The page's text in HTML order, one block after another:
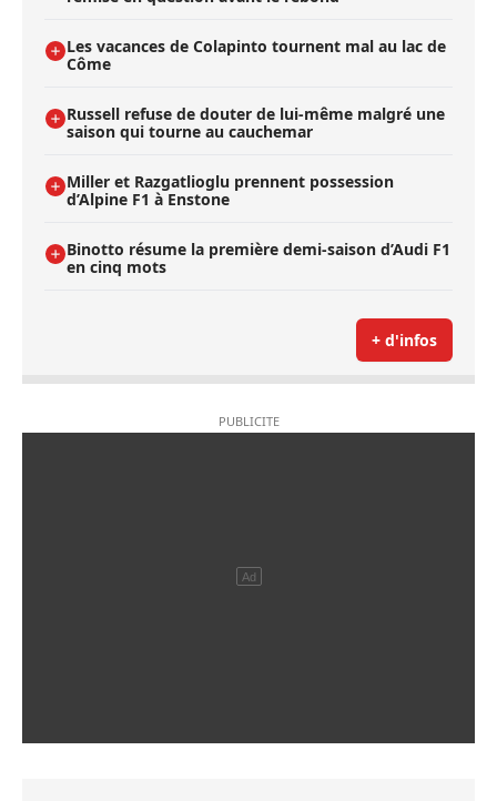
Les vacances de Colapinto tournent mal au lac de
Côme
Russell refuse de douter de lui-même malgré une
saison qui tourne au cauchemar
Miller et Razgatlioglu prennent possession
d’Alpine F1 à Enstone
Binotto résume la première demi-saison d’Audi F1
en cinq mots
+ d'infos